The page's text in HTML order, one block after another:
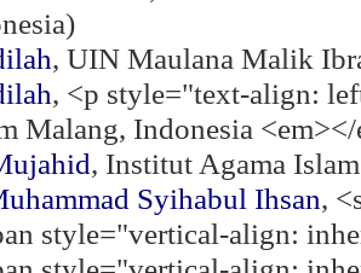
, UIN Maulana Malik
, <p style="text-align:
Malang, Indonesia
, Institut Agama
Syihabul Ihsan,
style="vertical-align: